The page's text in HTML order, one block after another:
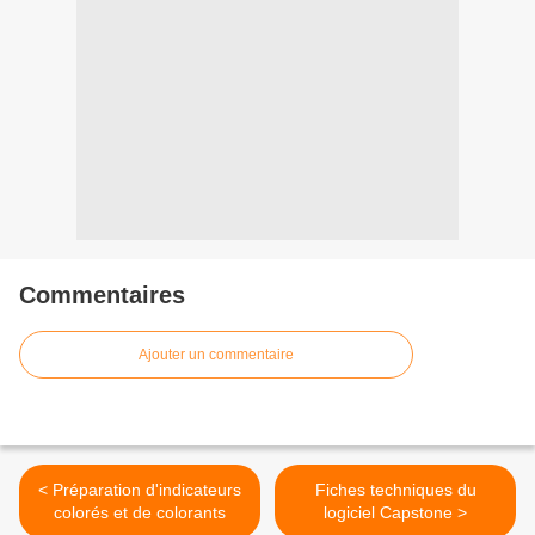
Commentaires
Ajouter un commentaire
< Préparation d'indicateurs
colorés et de colorants
Fiches techniques du
logiciel Capstone >